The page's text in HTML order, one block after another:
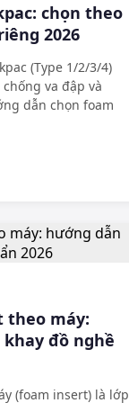
chọn theo
2026
(Type 1/2/3/4)
va đập và
dẫn chọn foam
theo máy:
đồ nghề
(foam insert) là lớp